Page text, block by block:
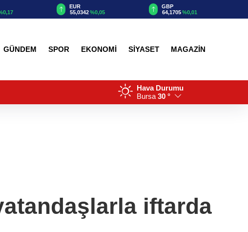
EUR
55,0342 %0,05
GBP
64,1705%0,01
GÜNDEM SPOR EKONOMİ SİYASET MAGAZİN
Hava Durumu
Bursa 30 °
iftarda